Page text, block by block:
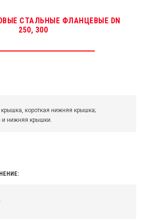
СТАЛЬНЫЕ ФЛАНЦЕВЫЕ DN
250, 300
короткая нижняя крышка;
и нижняя крышки.